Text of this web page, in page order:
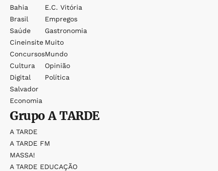
Bahia
Brasil
Saúde
Cineinsite
Concursos
Cultura
Digital
Salvador
Economia
E.c. Vitória
Empregos
Gastronomia
Muito
Mundo
Opinião
Política
GrupoA TARDE
A TARDE
A TARDE FM
MASSA!
A TARDE EDUCAÇÃO